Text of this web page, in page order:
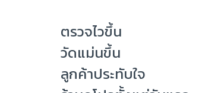
ตรวจไวขึ้น
วัดแม่นขึ้น
ลูกค้าประทับใจ